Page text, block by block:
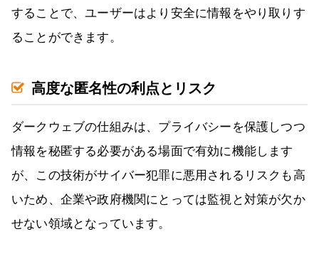
することで、ユーザーはより安全に情報をやり取りす
ることができます。
高度な匿名性の利点とリスク
ダークウェブの仕組みは、プライバシーを保護しつつ
情報を秘匿する必要がある場面で有効に機能します
が、この技術がサイバー犯罪に悪用されるリスクも高
いため、企業や政府機関にとっては監視と対策が欠か
せない領域となっています。